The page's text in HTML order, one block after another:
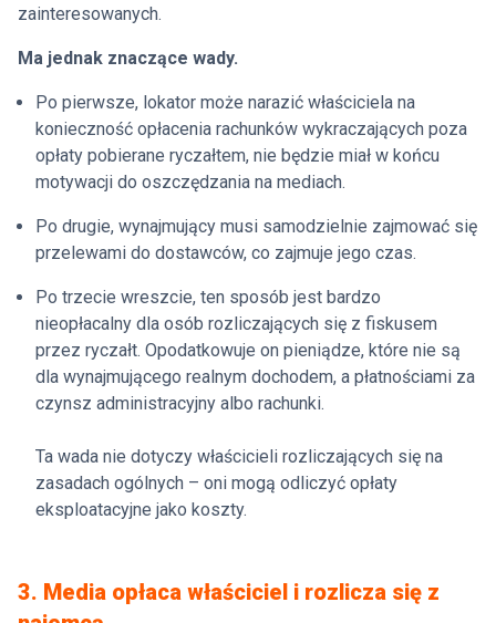
zainteresowanych.
Ma jednak znaczące wady.
Po pierwsze, lokator może narazić właściciela na
konieczność opłacenia rachunków wykraczających poza
opłaty pobierane ryczałtem, nie będzie miał w końcu
motywacji do oszczędzania na mediach.
Po drugie, wynajmujący musi samodzielnie zajmować się
przelewami do dostawców, co zajmuje jego czas.
Po trzecie wreszcie, ten sposób jest bardzo
nieopłacalny dla osób rozliczających się z fiskusem
przez ryczałt. Opodatkowuje on pieniądze, które nie są
dla wynajmującego realnym dochodem, a płatnościami za
czynsz administracyjny albo rachunki.
Ta wada nie dotyczy właścicieli rozliczających się na
zasadach ogólnych – oni mogą odliczyć opłaty
eksploatacyjne jako koszty.
3. Media opłaca właściciel i rozlicza się z